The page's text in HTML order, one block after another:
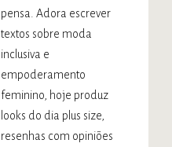
pensa. Adora escrever
textos sobre moda
inclusiva e
empoderamento
feminino, hoje produz
looks do dia plus size,
resenhas com opiniões